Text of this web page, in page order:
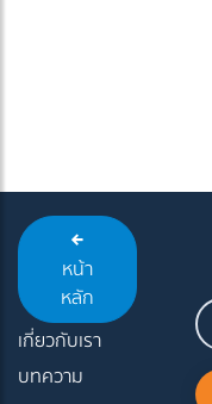
หน้า
หลัก
เกี่ยวกับเรา
บทความ